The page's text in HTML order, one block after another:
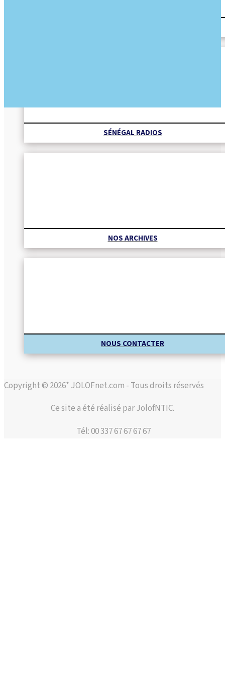
SÉNÉGAL RADIOS
NOS ARCHIVES
NOUS CONTACTER
Copyright © 2026* JOLOFnet.com - Tous droits réservés
Ce site a été réalisé par JolofNTIC.
Tél: 00 337 67 67 67 67